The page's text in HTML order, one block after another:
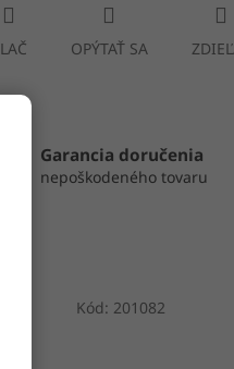
OPÝTAŤ SA
Garancia doručenia
nepoškodeného tovaru
Kód: 201082